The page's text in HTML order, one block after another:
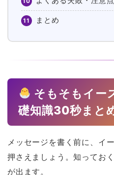
11 まとめ
そもそもイー
礎知識30秒まと
メッセージを書く前に、イ
押さえましょう。知ってお
が出ます。